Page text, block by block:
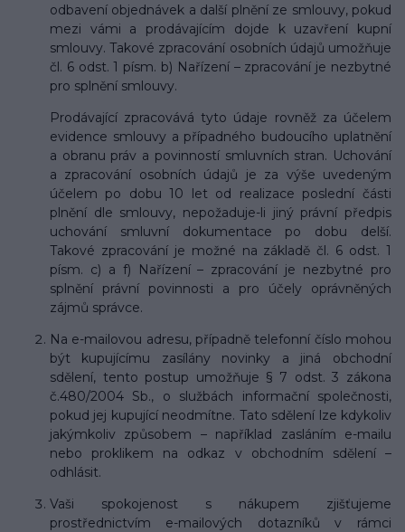
odbavení objednávek a další plnění ze smlouvy, pokud
mezi vámi a prodávajícím dojde k uzavření kupní
smlouvy. Takové zpracování osobních údajů umožňuje
čl. 6 odst. 1 písm. b) Nařízení – zpracování je nezbytné
pro splnění smlouvy.
Prodávající zpracovává tyto údaje rovněž za účelem
evidence smlouvy a případného budoucího uplatnění
a obranu práv a povinností smluvních stran. Uchování
a zpracování osobních údajů je za výše uvedeným
účelem po dobu 10 let od realizace poslední části
plnění dle smlouvy, nepožaduje-li jiný právní předpis
uchování smluvní dokumentace po dobu delší.
Takové zpracování je možné na základě čl. 6 odst. 1
písm. c) a f) Nařízení – zpracování je nezbytné pro
splnění právní povinnosti a pro účely oprávněných
zájmů správce.
Na e-mailovou adresu, případně telefonní číslo mohou
být kupujícímu zasílány novinky a jiná obchodní
sdělení, tento postup umožňuje § 7 odst. 3 zákona
č.480/2004 Sb., o službách informační společnosti,
pokud jej kupující neodmítne. Tato sdělení lze kdykoliv
jakýmkoliv způsobem – například zasláním e-mailu
nebo proklikem na odkaz v obchodním sdělení –
odhlásit.
Vaši spokojenost s nákupem zjišťujeme
prostřednictvím e-mailových dotazníků v rámci